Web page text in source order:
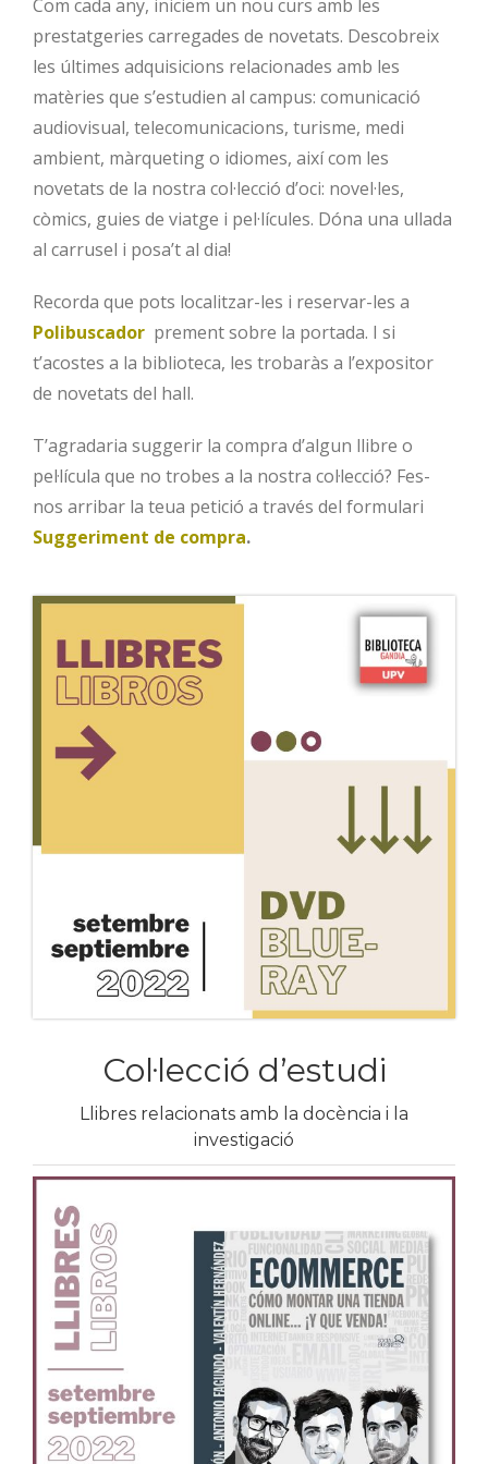
Com cada any, iniciem un nou curs amb les
prestatgeries carregades de novetats. Descobreix
les últimes adquisicions relacionades amb les
matèries que s’estudien al campus: comunicació
audiovisual, telecomunicacions, turisme, medi
ambient, màrquetingo idiomes, així com les
novetats de la nostra col·lecció d’oci: novel·les,
còmics, guies de viatge i pel·lícules. Dóna una ullada
al carrusel i posa’t al dia!
Recorda que pots localitzar-les i reservar-les a
Polibuscador prement sobre la portada. I si
t’acostes a la biblioteca, les trobaràs a l’expositor
de novetats del hall.
T’agradaria suggerir la compra d’algun llibre o
pel·lícula que no trobes a la nostra col·lecció? Fes-
nos arribar la teua petició a través del formulari
Suggeriment de compra.
Col·lecció d’estudi
Llibres relacionats amb la docència i la
investigació